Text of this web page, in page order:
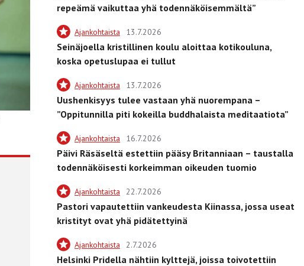
repeämä vaikuttaa yhä todennäköisemmältä”
Ajankohtaista 13.7.2026
Seinäjoella kristillinen koulu aloittaa kotikouluna,
koska opetuslupaa ei tullut
Ajankohtaista 13.7.2026
Uushenkisyys tulee vastaan yhä nuorempana –
”Oppitunnilla piti kokeilla buddhalaista meditaatiota”
Ajankohtaista 16.7.2026
Päivi Räsäseltä estettiin pääsy Britanniaan – taustalla
todennäköisesti korkeimman oikeuden tuomio
Ajankohtaista 22.7.2026
Pastori vapautettiin vankeudesta Kiinassa, jossa useat
kristityt ovat yhä pidätettyinä
Ajankohtaista 2.7.2026
Helsinki Pridella nähtiin kylttejä, joissa toivotettiin